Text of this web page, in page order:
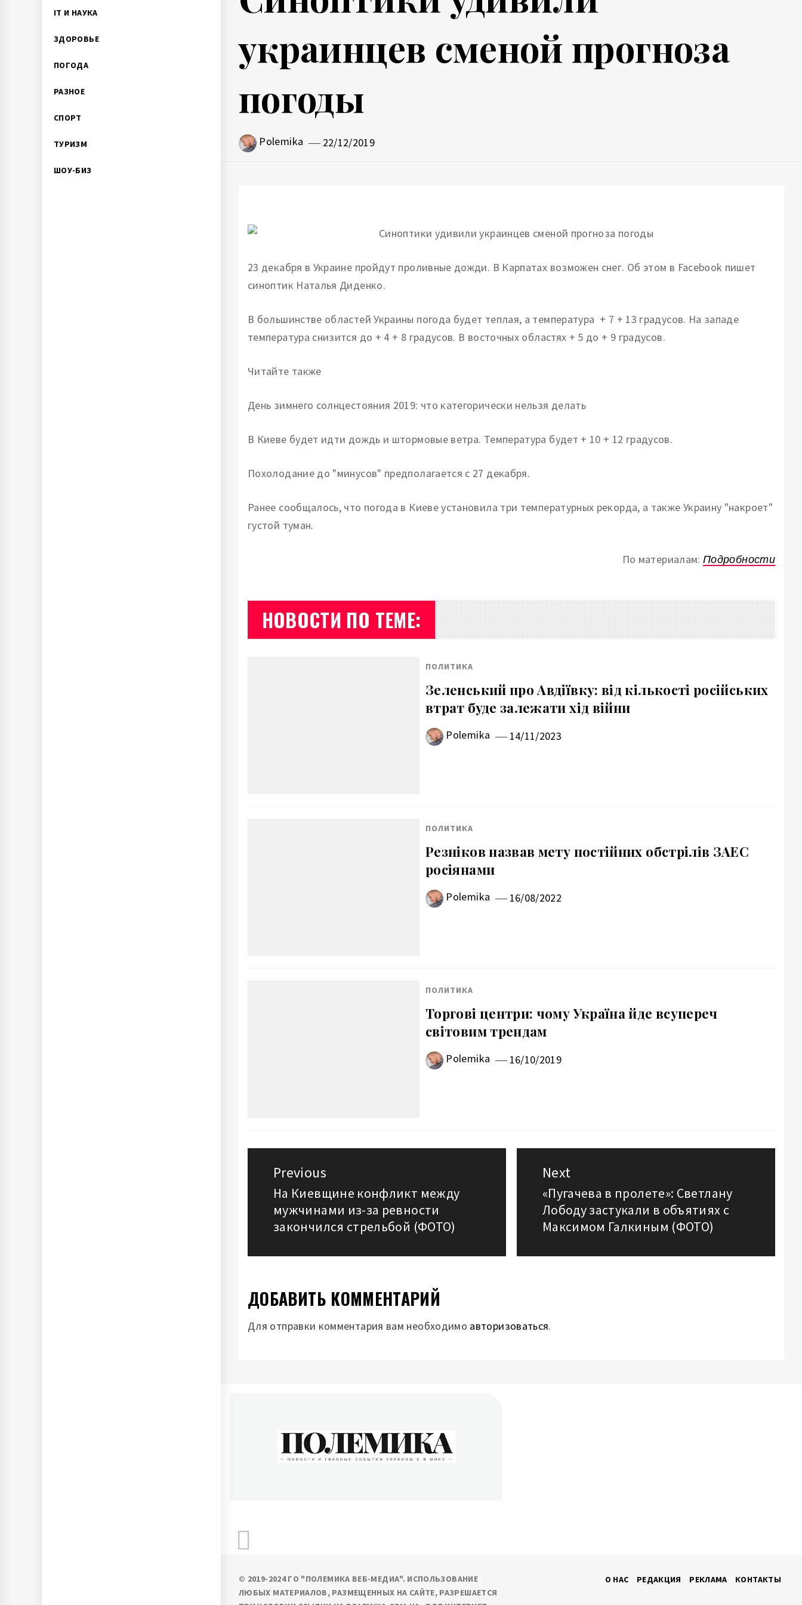
IT И НАУКА
ЗДОРОВЬЕ
ПОГОДА
РАЗНОЕ
СПОРТ
ТУРИЗМ
ШОУ-БИЗ
украинцев сменой прогноза
погоды
Polemika 22/12/2019
23 декабря в Украине пройдут проливные дожди. В Карпатах возможен снег. Об этом в Facebook пишет
синоптик Наталья Диденко.
В большинстве областей Украины погода будет теплая, а температура + 7 + 13 градусов. На западе
температура снизится до + 4 + 8 градусов. В восточных областях + 5 до + 9 градусов.
Читайте также
День зимнего солнцестояния 2019: что категорически нельзя делать
В Киеве будет идти дождь и штормовые ветра. Температура будет + 10 + 12 градусов.
Похолодание до "минусов" предполагается с 27 декабря.
Ранее сообщалось, что погода в Киеве установила три температурных рекорда, а также Украину "накроет"
густой туман.
По материалам:Подробности
НОВОСТИ ПО ТЕМЕ:
ПОЛИТИКА
Зеленський про Авдіївку: від кількості російських
втрат буде залежати хід війни
Polemika 14/11/2023
ПОЛИТИКА
Резніков назвав мету постійних обстрілів ЗАЕС
росіянами
Polemika 16/08/2022
ПОЛИТИКА
Торгові центри: чому Україна йде всупереч
світовим трендам
Polemika 16/10/2019
Навигация
записям
Previous
Previous
post:
На Киевщине конфликт между
мужчинами из-за ревности
закончился стрельбой (ФОТО)
Next
Next
post:
«Пугачева в пролете»: Светлану
Лободу застукали в объятиях с
Максимом Галкиным (ФОТО)
ДОБАВИТЬ КОММЕНТАРИЙ
Для отправки комментария вам необходимо авторизоваться.
© 2019-2024 ГО "ПОЛЕМИКА ВЕБ-МЕДИА". ИСПОЛЬЗОВАНИЕ
ЛЮБЫХ МАТЕРИАЛОВ, РАЗМЕЩЕННЫХ НА САЙТЕ, РАЗРЕШАЕТСЯ
О НАС РЕДАКЦИЯ РЕКЛАМА КОНТАКТЫ